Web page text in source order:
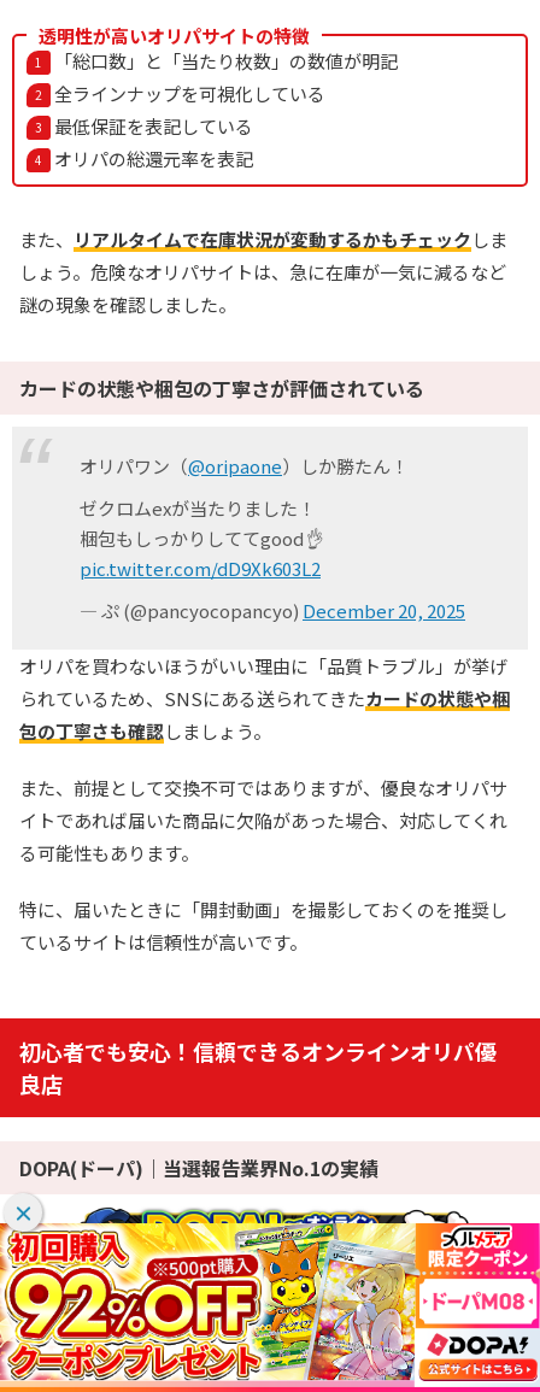
透明性が高いオリパサイトの特徴
「総口数」と「当たり枚数」の数値が明記
全ラインナップを可視化している
最低保証を表記している
オリパの総還元率を表記
また、 リアルタイムで在庫状況が変動するかもチェックしま
しょう。危険なオリパサイトは、急に在庫が一気に減るなど
謎の現象を確認しました。
カードの状態や梱包の丁寧さが評価されている
オリパワン（@oripaone）しか勝たん！
ゼクロムexが当たりました！
梱包もしっかりしててgood👌
pic.twitter.com/dD9Xk603L2
— ぷ (@pancyocopancyo) December 20, 2025
オリパを買わないほうがいい理由に「品質トラブル」が挙げ
られているため、SNSにある送られてきたカードの状態や梱
包の丁寧さも確認しましょう。
また、前提として交換不可ではありますが、優良なオリパサ
イトであれば届いた商品に欠陥があった場合、対応してくれ
る可能性もあります。
特に、届いたときに「開封動画」を撮影しておくのを推奨し
ているサイトは信頼性が高いです。
初心者でも安心！信頼できるオンラインオリパ優
良店
DOPA(ドーパ)｜当選報告業界No.1の実績